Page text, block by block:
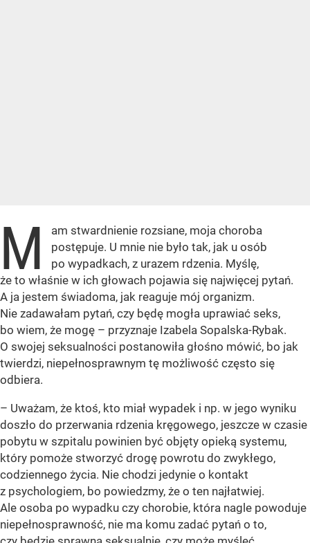
M
am stwardnienie rozsiane, moja choroba
postępuje. U mnie nie było tak, jak u osób
po wypadkach, z urazem rdzenia. Myślę,
że to właśnie w ich głowach pojawia się najwięcej pytań.
A ja jestem świadoma, jak reaguje mój organizm.
Nie zadawałam pytań, czy będę mogła uprawiać seks,
bo wiem, że mogę – przyznaje Izabela Sopalska-Rybak.
O swojej seksualności postanowiła głośno mówić, bo jak
twierdzi, niepełnosprawnym tę możliwość często się
odbiera.
– Uważam, że ktoś, kto miał wypadek i np. w jego wyniku
doszło do przerwania rdzenia kręgowego, jeszcze w czasie
pobytu w szpitalu powinien być objęty opieką systemu,
który pomoże stworzyć drogę powrotu do zwykłego,
codziennego życia. Nie chodzi jedynie o kontakt
z psychologiem, bo powiedzmy, że o ten najłatwiej.
Ale osoba po wypadku czy chorobie, która nagle powoduje
niepełnosprawność, nie ma komu zadać pytań o to,